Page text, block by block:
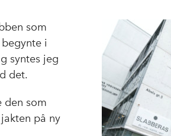
e
b
o
I
som
i
syntes jeg
det.
den som
på ny